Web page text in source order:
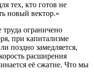
тех, кто готов не
новый вектор.»
ограничено
при капитализме
поздно замедляется,
расширения
её сжатие. Что мы